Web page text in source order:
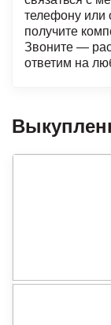
телефону или
получите
Звоните —
ответим на